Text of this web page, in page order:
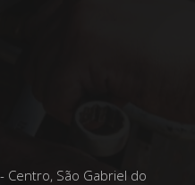
Centro, São Gabriel do